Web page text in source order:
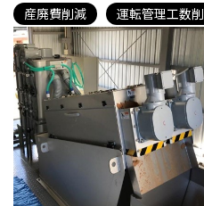
産廃費削減
運転管理工数